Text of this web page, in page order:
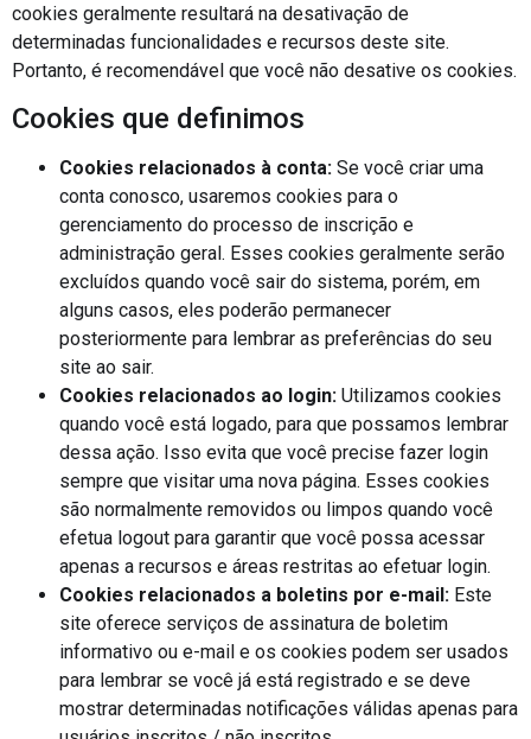
cookies geralmente resultará na desativação de
determinadas funcionalidades e recursos deste site.
Portanto, é recomendável que você não desative os cookies.
Cookies que definimos
Cookies relacionados à conta: Se você criar uma
conta conosco, usaremos cookies para o
gerenciamento do processo de inscrição e
administração geral. Esses cookies geralmente serão
excluídos quando você sair do sistema, porém, em
alguns casos, eles poderão permanecer
posteriormente para lembrar as preferências do seu
site ao sair.
Cookies relacionados ao login: Utilizamos cookies
quando você está logado, para que possamos lembrar
dessa ação. Isso evita que você precise fazer login
sempre que visitar uma nova página. Esses cookies
são normalmente removidos ou limpos quando você
efetua logout para garantir que você possa acessar
apenas a recursos e áreas restritas ao efetuar login.
Cookies relacionados a boletins por e-mail: Este
site oferece serviços de assinatura de boletim
informativo ou e-mail e os cookies podem ser usados
para lembrar se você já está registrado e se deve
mostrar determinadas notificações válidas apenas para